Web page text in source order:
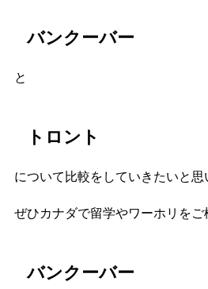
バンクーバー
と
トロント
について比較をしていきたいと思
ぜひカナダで留学やワーホリを
バンクーバー